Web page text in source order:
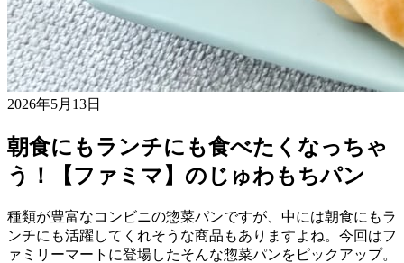
2026年5月13日
朝食にもランチにも食べたくなっちゃ
う！【ファミマ】のじゅわもちパン
種類が豊富なコンビニの惣菜パンですが、中には朝食にもラ
ンチにも活躍してくれそうな商品もありますよね。今回はフ
ァミリーマートに登場したそんな惣菜パンをピックアップ。